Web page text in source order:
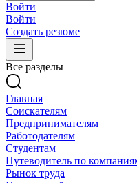
Войти
Войти
Создать резюме
Все разделы
Главная
Соискателям
Предпринимателям
Работодателям
Студентам
Путеводитель по
Рынок труда